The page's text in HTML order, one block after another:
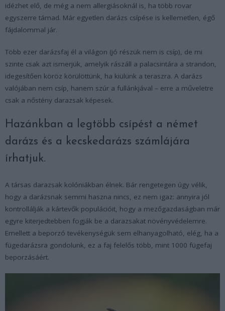
idézhet elő, de még a nem allergiásoknál is, ha több rovar
egyszerre támad. Már egyetlen darázs csípése is kellemetlen, égő
fájdalommal jár.
Több ezer darázsfaj él a világon (jó részük nem is csíp), de mi
szinte csak azt ismerjük, amelyik rászáll a palacsintára a strandon,
idegesítően köröz körülöttünk, ha kiülünk a teraszra. A darázs
valójában nem csíp, hanem szúr a fullánkjával – erre a műveletre
csak a nőstény darazsak képesek.
Hazánkban a legtöbb csípést a német
darázs és a kecskedarázs számlájára
írhatjuk.
A társas darazsak kolóniákban élnek. Bár rengetegen úgy vélik,
hogy a darázsnak semmi haszna nincs, ez nem igaz: annyira jól
kontrollálják a kártevők populációit, hogy a mezőgazdaságban már
egyre kiterjedtebben fogják be a darazsakat növényvédelemre.
Emellett a beporzó tevékenységük sem elhanyagolható, elég, ha a
fügedarázsra gondolunk, ez a faj felelős több, mint 1000 fügefaj
beporzásáért.